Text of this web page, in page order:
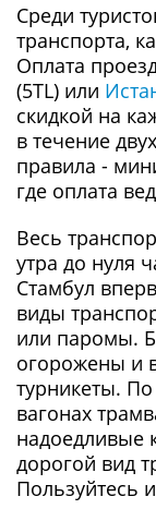
Среди
транспорта,
Оплата
(5TL) или
скидкой на
в течение
правила -
где оплата
Весь
утра до нуля
Стамбул
виды
или паромы.
огорожены и
турникеты.
вагонах
надоедливые
дорогой вид
Пользуйтесь